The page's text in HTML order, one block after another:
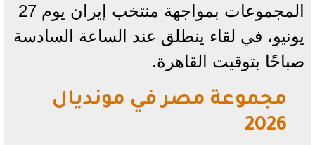
المجموعات بمواجهة منتخب إيران يوم 27
يونيو، في لقاء ينطلق عند الساعة السادسة
صباحًا بتوقيت القاهرة.
مجموعة مصر في مونديال
2026